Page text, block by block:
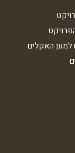
למען האקלים